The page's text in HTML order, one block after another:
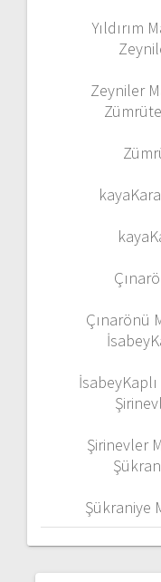
Yıldırım
Zeyniler
Çınarönü
Şirinevler
Şükraniye